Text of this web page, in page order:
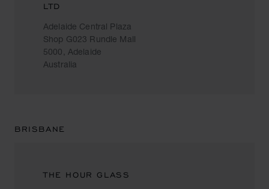
LTD
Adelaide Central Plaza
Shop G023 Rundle Mall
5000, Adelaide
Australia
BRISBANE
THE HOUR GLASS